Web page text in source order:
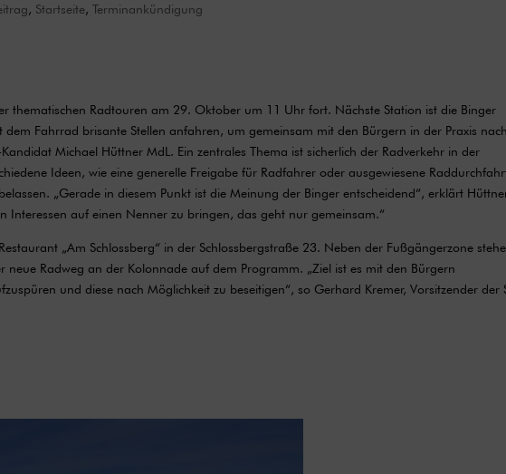
, Startseite,Terminankündigung
thematischen Radtouren am 29. Oktober um 11 Uhr fort. Nächste Station ist die Binger
dem Fahrrad brisante Stellen anfahren, um gemeinsam mit den Bürgern in der Praxis nach
Michael Hüttner MdL. Ein zentrales Thema ist sicherlich der Radverkehr in der
Ideen, wie eine generelle Freigabe für Radfahrer oder ausgewiesene
„Gerade in diesem Punkt ist die Meinung der Binger entscheidend“, erklärt
Interessen auf einen Nenner zu bringen, das geht nur gemeinsam.“
„Am Schlossberg“ in der Schlossbergstraße 23. Neben der Fußgängerzone
neue Radweg an der Kolonnade auf dem Programm. „Ziel ist es mit den Bürgern
und diese nach Möglichkeit zu beseitigen“, so Gerhard Kremer, Vorsitzender der